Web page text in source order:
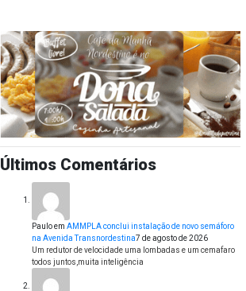
Últimos Comentários
Pauloem AMMPLA conclui instalação de novo semáforo
na Avenida Transnordestina7 de agosto de 2026
Um redutor de velocidade uma lombadas e um cemafaro
todos juntos,muita inteligência